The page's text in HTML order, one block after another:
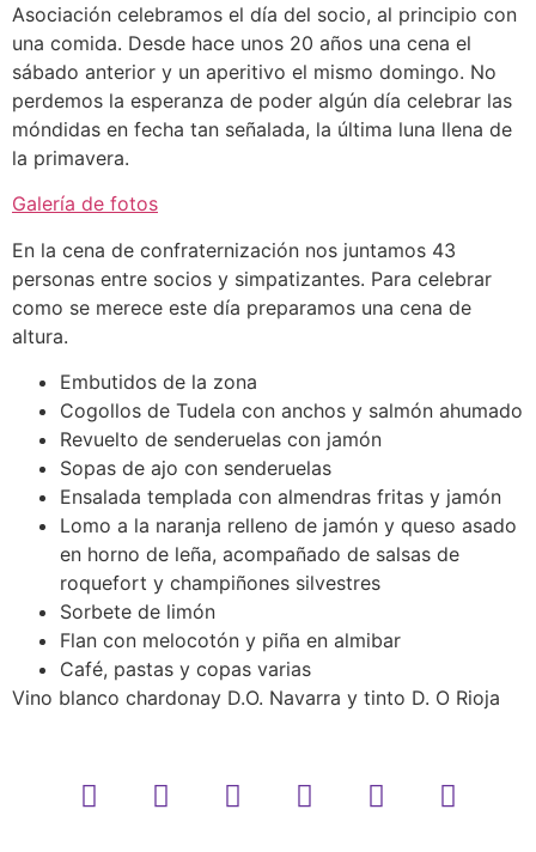
Asociación celebramos el día del socio, al principio con
una comida. Desde hace unos 20 años una cena el
sábado anterior y un aperitivo el mismo domingo. No
perdemos la esperanza de poder algún día celebrar las
móndidas en fecha tan señalada, la última luna llena de
la primavera.
Galería de fotos
En la cena de confraternización nos juntamos 43
personas entre socios y simpatizantes. Para celebrar
como se merece este día preparamos una cena de
altura.
Embutidos de la zona
Cogollos de Tudela con anchos y salmón ahumado
Revuelto de senderuelas con jamón
Sopas de ajo con senderuelas
Ensalada templada con almendras fritas y jamón
Lomo a la naranja relleno de jamón y queso asado
en horno de leña, acompañado de salsas de
roquefort y champiñones silvestres
Sorbete de limón
Flan con melocotón y piña en almibar
Café, pastas y copas varias
Vino blanco chardonay D.O. Navarra y tinto D. O Rioja